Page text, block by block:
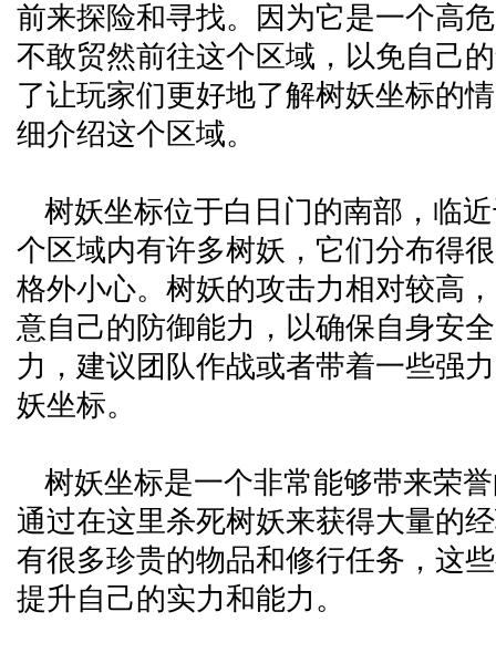
前来探险和寻找。因为它是一个高
不敢贸然前往这个区域，以免自己
了让玩家们更好地了解树妖坐标的
细介绍这个区域。
树妖坐标位于白日门的南部，临
个区域内有许多树妖，它们分布得
格外小心。树妖的攻击力相对较高
意自己的防御能力，以确保自身安
力，建议团队作战或者带着一些强
妖坐标。
树妖坐标是一个非常能够带来荣
通过在这里杀死树妖来获得大量的
有很多珍贵的物品和修行任务，这
提升自己的实力和能力。